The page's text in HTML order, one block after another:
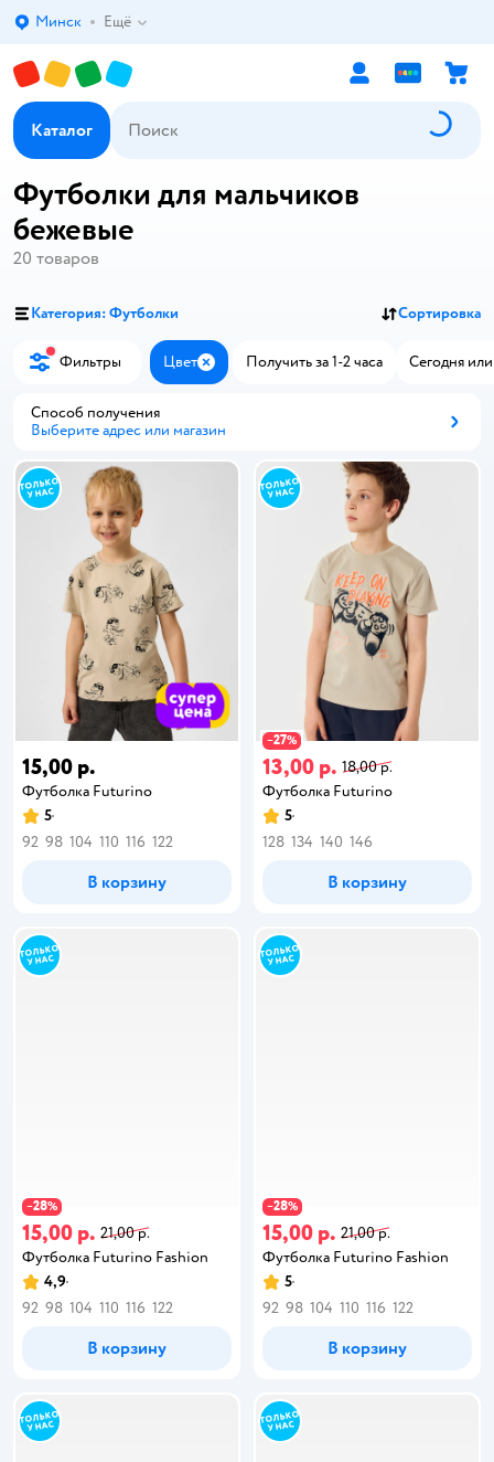
Выбор адреса доставки.
Минск Ещё
Каталог
Футболки для мальчиков
бежевые
20 товаров
Категория: Футболки Сортировка
Фильтры Цвет ЗакрытьПолучить за 1-2 часа Сегодня или
Способ получения
Выберите адрес или магазин
15,00 р.
Футболка Futurino
5
92 98 104 110 116 122
В корзину
−27%
13,00 р. 18,00 р.
Футболка Futurino
5
128 134 140 146
В корзину
−28%
15,00 р. 21,00 р.
Футболка Futurino Fashion
4,9
92 98 104 110 116 122
В корзину
−28%
15,00 р. 21,00 р.
Футболка Futurino Fashion
5
92 98 104 110 116 122
В корзину